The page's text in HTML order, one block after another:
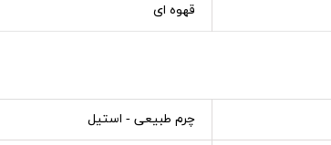
قهوه ای
چرم طبیعی - استیل